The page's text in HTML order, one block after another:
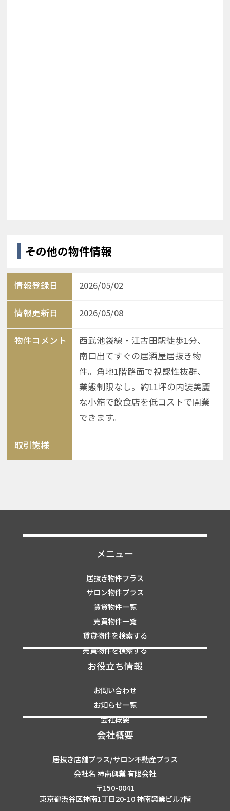
その他の物件情報
情報登録日 2026/05/02
情報更新日 2026/05/08
物件コメント
西武池袋線・江古田駅徒歩1分、
南口出てすぐの居酒屋居抜き物
件。角地1階路面で視認性抜群、
業態制限なし。約11坪の内装美麗
な小箱で飲食店を低コストで開業
できます。
取引態様
メニュー
居抜き物件プラス
サロン物件プラス
賃貸物件一覧
売買物件一覧
賃貸物件を検索する
売買物件を検索する
お役立ち情報
お問い合わせ
お知らせ一覧
会社概要
会社概要
居抜き店舗プラス/サロン不動産プラス
会社名 神南興業 有限会社
〒150-0041
東京都渋谷区神南1丁目20-10 神南興業ビル7階